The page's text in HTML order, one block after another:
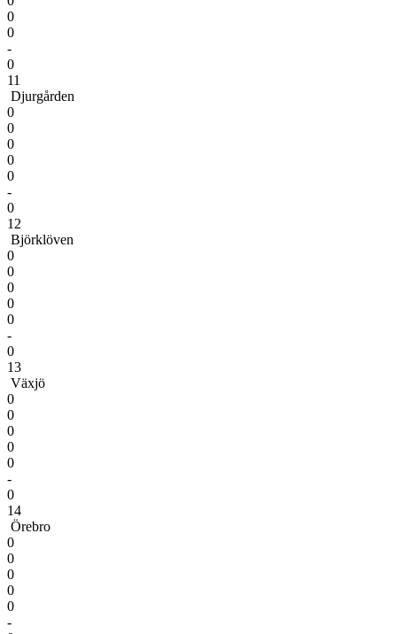
0
0
-
0
11
Djurgården
0
0
0
0
0
-
0
12
Björklöven
0
0
0
0
0
-
0
13
Växjö
0
0
0
0
0
-
0
14
Örebro
0
0
0
0
0
-